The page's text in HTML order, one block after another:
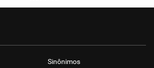
Sinônimos